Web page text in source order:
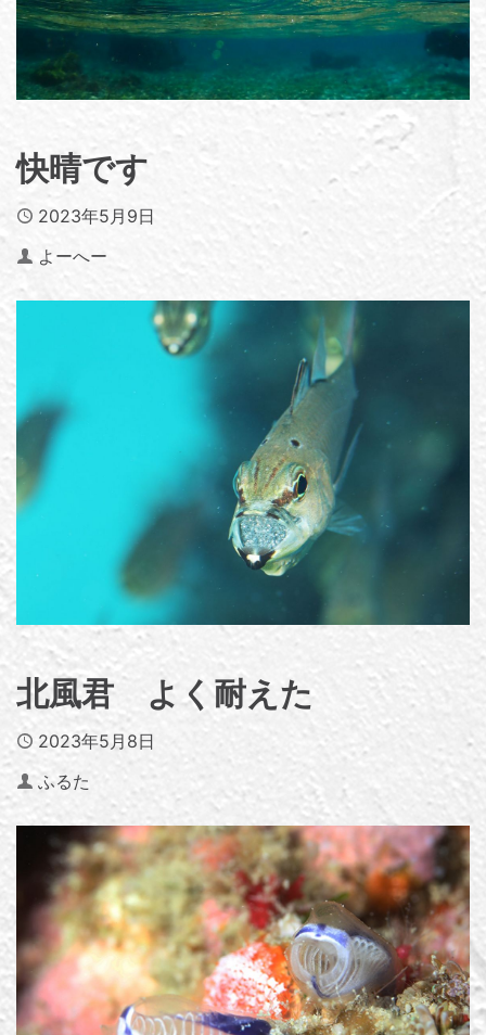
快晴です
Published
2023年5月9日
Author
よーへー
北風君 よく耐えた
Published
2023年5月8日
Author
ふるた